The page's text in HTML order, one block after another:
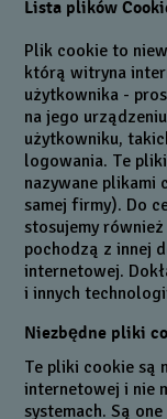
Lista plików
Plik cookie to
którą witryna
użytkownika -
na jego
użytkowniku,
logowania. Te
nazywane plikami
samej firmy). Do
stosujemy
pochodzą z innej
internetowej.
i innych
Niezbędne pliki
Te pliki cookie są
internetowej i nie
systemach. Są